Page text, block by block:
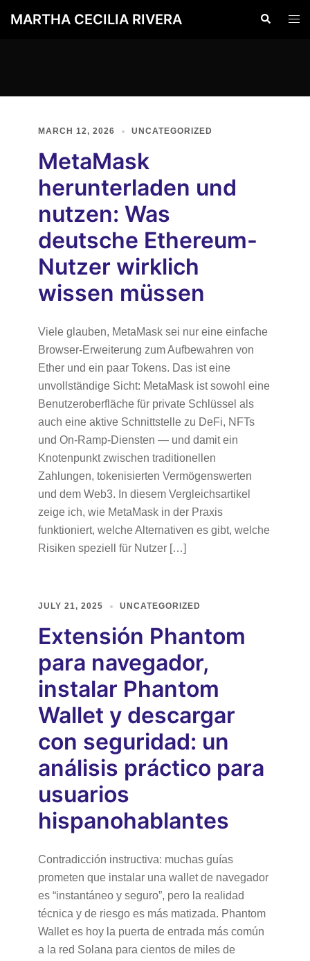
MARTHA CECILIA RIVERA Search
MARCH 12, 2026 UNCATEGORIZED
MetaMask
herunterladen und
nutzen: Was
deutsche Ethereum-
Nutzer wirklich
wissen müssen
Viele glauben, MetaMask sei nur eine einfache
Browser-Erweiterung zum Aufbewahren von
Ether und ein paar Tokens. Das ist eine
unvollständige Sicht: MetaMask ist sowohl eine
Benutzeroberfläche für private Schlüssel als
auch eine aktive Schnittstelle zu DeFi, NFTs
und On‑Ramp‑Diensten — und damit ein
Knotenpunkt zwischen traditionellen
Zahlungen, tokenisierten Vermögenswerten
und dem Web3. In diesem Vergleichsartikel
zeige ich, wie MetaMask in der Praxis
funktioniert, welche Alternativen es gibt, welche
Risiken speziell für Nutzer […]
JULY 21, 2025 UNCATEGORIZED
Extensión Phantom
para navegador,
instalar Phantom
Wallet y descargar
con seguridad: un
análisis práctico para
usuarios
hispanohablantes
Contradicción instructiva: muchas guías
prometen que instalar una wallet de navegador
es “instantáneo y seguro”, pero la realidad
técnica y de riesgo es más matizada. Phantom
Wallet es hoy la puerta de entrada más común
a la red Solana para cientos de miles de